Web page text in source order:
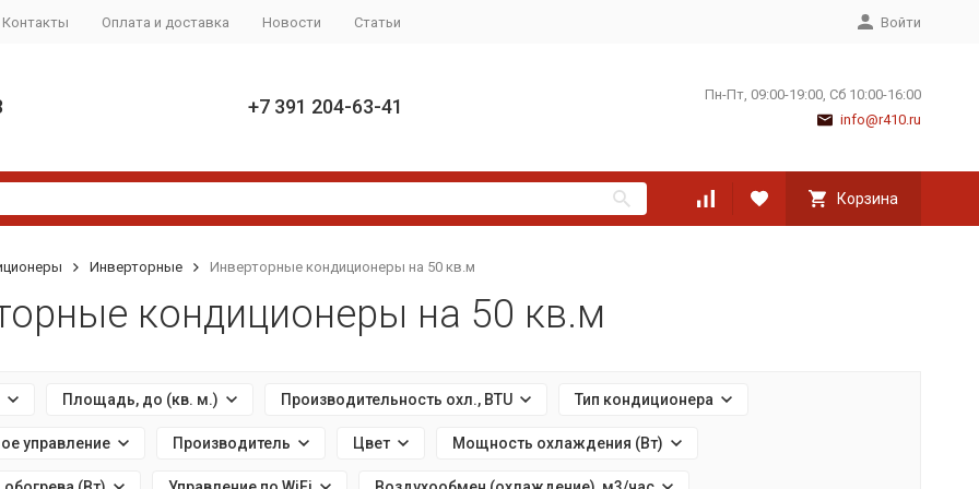
Контакты Оплата и доставка Новости Статьи Войти
+7 391 204-63-41
Пн-Пт, 09:00-19:00, Сб 10:00-16:00
info@r410.ru
Корзина
Инверторные Инверторные кондиционеры на 50 кв.м
кондиционеры на 50 кв.м
Площадь, до (кв. м.) Производительность охл., BTU Тип кондиционера
управление Производитель Цвет Мощность охлаждения (Вт)